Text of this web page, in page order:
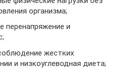
организма;
перенапряжение и
жестких
и низкоуглеводная диета;